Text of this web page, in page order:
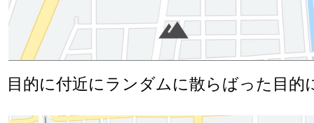
目的に付近にランダムに散らばった目的